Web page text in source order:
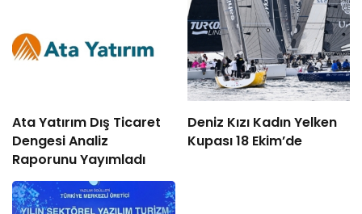
Ata Yatırım Dış Ticaret
Dengesi Analiz
Raporunu Yayımladı
Deniz Kızı Kadın Yelken
Kupası 18 Ekim’de